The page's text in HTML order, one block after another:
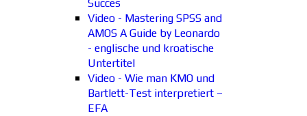
Succes
Video - Mastering SPSS and
AMOS A Guide by Leonardo
- englische und kroatische
Untertitel
Video - Wie man KMO und
Bartlett-Test interpretiert –
EFA